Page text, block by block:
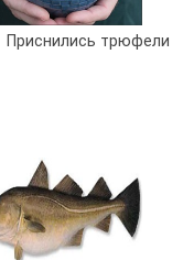
Приснились трюфели